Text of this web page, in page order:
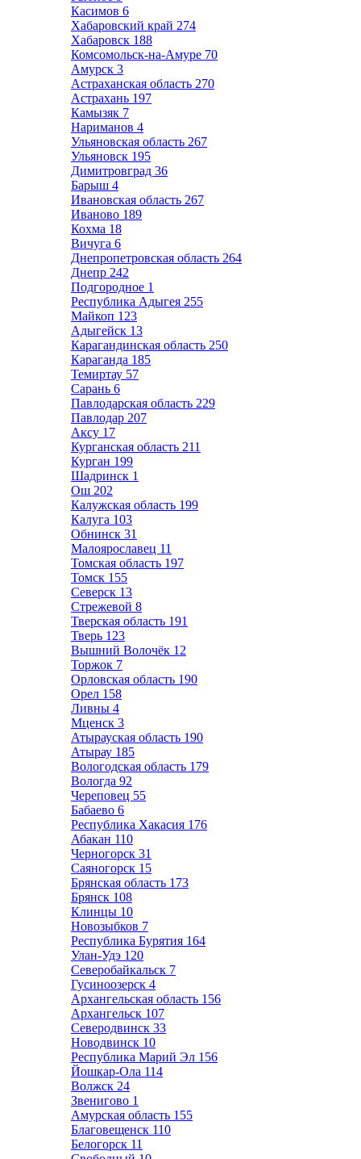
Касимов 6
Хабаровский край 274
Хабаровск 188
Комсомольск-на-Амуре 70
Амурск 3
Астраханская область 270
Астрахань 197
Камызяк 7
Нариманов 4
Ульяновская область 267
Ульяновск 195
Димитровград 36
Барыш 4
Ивановская область 267
Иваново 189
Кохма 18
Вичуга 6
Днепропетровская область 264
Днепр 242
Подгородное 1
Республика Адыгея 255
Майкоп 123
Адыгейск 13
Карагандинская область 250
Караганда 185
Темиртау 57
Сарань 6
Павлодарская область 229
Павлодар 207
Аксу 17
Курганская область 211
Курган 199
Шадринск 1
Ош 202
Калужская область 199
Калуга 103
Обнинск 31
Малоярославец 11
Томская область 197
Томск 155
Северск 13
Стрежевой 8
Тверская область 191
Тверь 123
Вышний Волочёк 12
Торжок 7
Орловская область 190
Орел 158
Ливны 4
Мценск 3
Атырауская область 190
Атырау 185
Вологодская область 179
Вологда 92
Череповец 55
Бабаево 6
Республика Хакасия 176
Абакан 110
Черногорск 31
Саяногорск 15
Брянская область 173
Брянск 108
Клинцы 10
Новозыбков 7
Республика Бурятия 164
Улан-Удэ 120
Северобайкальск 7
Гусиноозерск 4
Архангельская область 156
Архангельск 107
Северодвинск 33
Новодвинск 10
Республика Марий Эл 156
Йошкар-Ола 114
Волжск 24
Звенигово 1
Амурская область 155
Благовещенск 110
Белогорск 11